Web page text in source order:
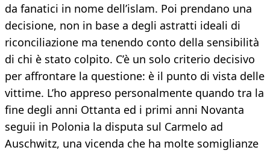
da fanatici in nome dell’islam. Poi prendano una
decisione, non in base a degli astratti ideali di
riconciliazione ma tenendo conto della sensibilità
di chi è stato colpito. C’è un solo criterio decisivo
per affrontare la questione: è il punto di vista delle
vittime. L’ho appreso personalmente quando tra la
fine degli anni Ottanta ed i primi anni Novanta
seguii in Polonia la disputa sul Carmelo ad
Auschwitz, una vicenda che ha molte somiglianze